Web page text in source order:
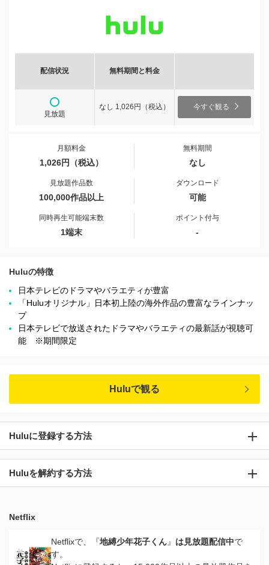
配信状況 無料期間と料金
見放題
なし 1,026円（税込） 今すぐ観る
月額料金
1,026円（税込）
無料期間
なし
見放題作品数
100,000作品以上
ダウンロード
可能
同時再生可能端末数
1端末
ポイント付与
-
Huluの特徴
日本テレビのドラマやバラエティが豊富
「Huluオリジナル」日本初上陸の海外作品の豊富なラインナッ
プ
日本テレビで放送されたドラマやバラエティの最新話が視聴可
能 ※期間限定
Huluで観る
Huluに登録する方法
Huluを解約する方法
Netflix
Netflixで、『地縛少年花子くん』 は見放題配信中で
す。